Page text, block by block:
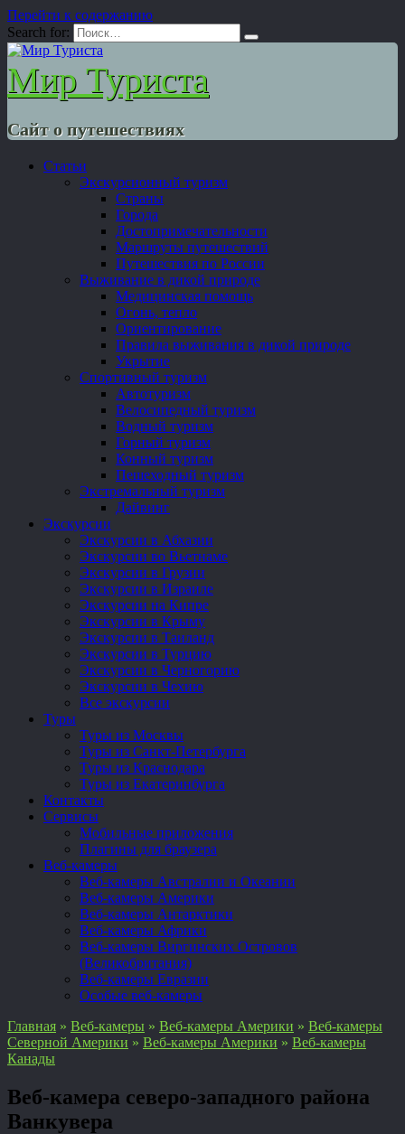
Перейти к содержанию
Search for:
Мир Туриста
Сайт о путешествиях
Статьи
Экскурсионный туризм
Страны
Города
Достопримечательности
Маршруты путешествий
Путешествия по России
Выживание в дикой природе
Медицинская помощь
Огонь, тепло
Ориентирование
Правила выживания в дикой природе
Укрытие
Спортивный туризм
Автотуризм
Велосипедный туризм
Водный туризм
Горный туризм
Конный туризм
Пешеходный туризм
Экстремальный туризм
Дайвинг
Экскурсии
Экскурсии в Абхазии
Экскурсии во Вьетнаме
Экскурсии в Грузии
Экскурсии в Израиле
Экскурсии на Кипре
Экскурсии в Крыму
Экскурсии в Таиланд
Экскурсии в Турцию
Экскурсии в Черногорию
Экскурсии в Чехию
Все экскурсии
Туры
Туры из Москвы
Туры из Санкт-Петербурга
Туры из Краснодара
Туры из Екатеринбурга
Контакты
Сервисы
Мобильные приложения
Плагины для браузера
Веб-камеры
Веб-камеры Австралии и Океании
Веб-камеры Америки
Веб-камеры Антарктики
Веб-камеры Африки
Веб-камеры Виргинских Островов
(Великобритания)
Веб-камеры Евразии
Особые веб-камеры
Главная » Веб-камеры » Веб-камеры Америки » Веб-камеры
Северной Америки » Веб-камеры Америки » Веб-камеры
Канады
Веб-камера северо-западного района
Ванкувера